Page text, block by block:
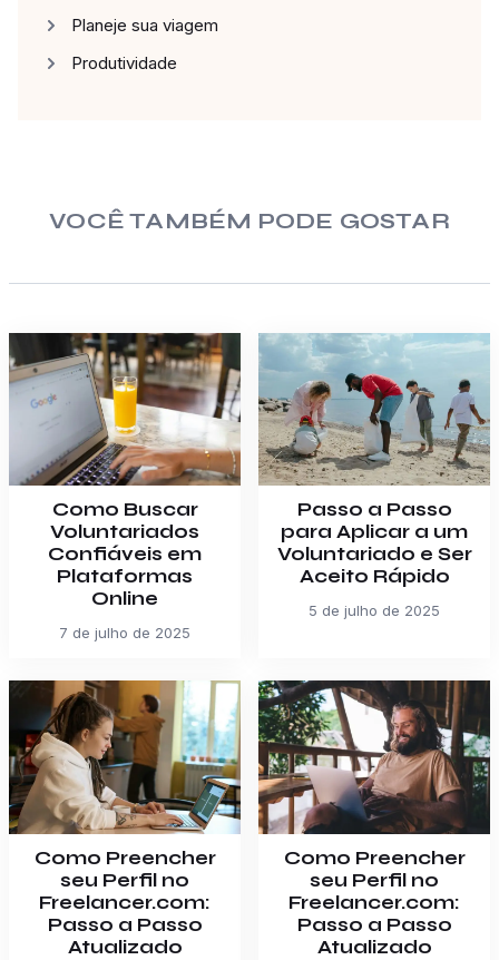
Planeje sua viagem
Produtividade
VOCÊ TAMBÉM PODE GOSTAR
Como Buscar
Voluntariados
Confiáveis em
Plataformas
Online
7 de julho de 2025
Passo a Passo
para Aplicar a um
Voluntariado e Ser
Aceito Rápido
5 de julho de 2025
Como Preencher
seu Perfil no
Freelancer.com:
Passo a Passo
Atualizado
Como Preencher
seu Perfil no
Freelancer.com:
Passo a Passo
Atualizado